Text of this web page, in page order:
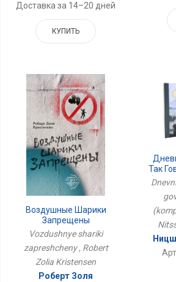
Доставка за 14–20 дней
КУПИТЬ
Воздушные Шарики
Запрещены
Vozdushnye shariki
zapreshcheny , Robert
Zolia Kristensen
Роберт Золя
Так